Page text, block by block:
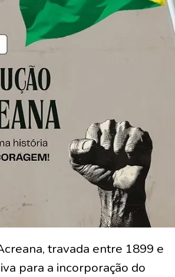
travada entre 1899 e
para a incorporação do